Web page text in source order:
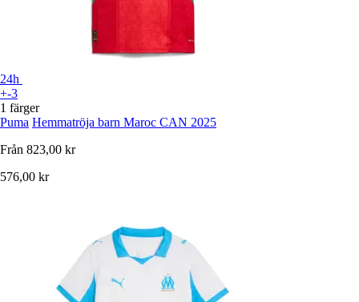
24h
+-3
1 färger
Puma Hemmatröja barn Maroc CAN 2025
Från 823,00 kr
576,00 kr